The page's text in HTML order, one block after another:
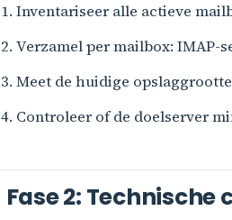
1. Inventariseer alle actieve
2. Verzamel per mailbox:
3. Meet de huidige
4. Controleer of de doelserver
Fase 2: